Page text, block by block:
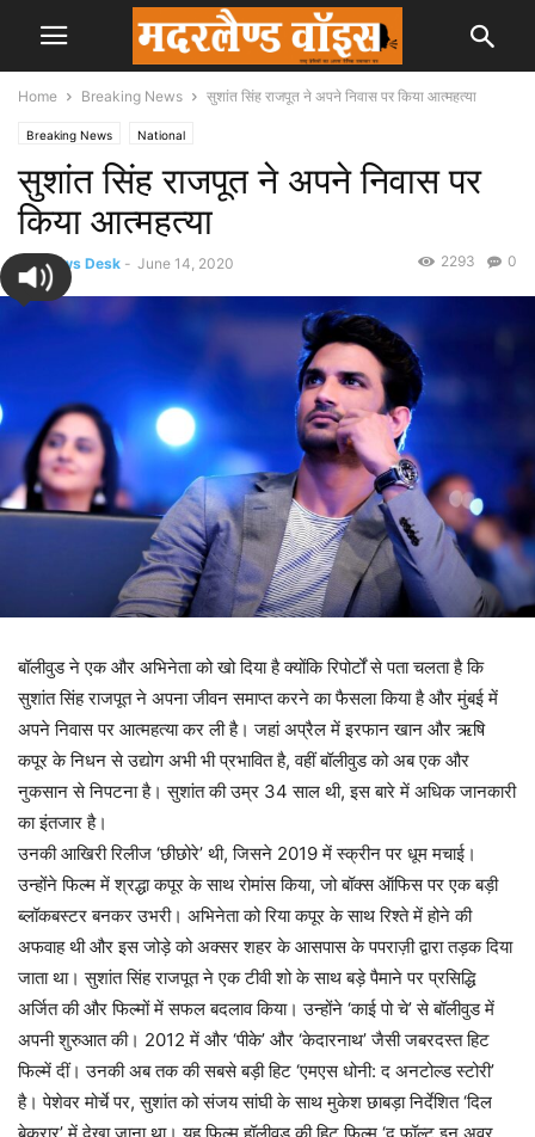
Home Breaking News सुशांत सिंह राजपूत ने अपने निवास पर किया आत्महत्या
Breaking News National
सुशांत सिंह राजपूत ने अपने निवास पर
किया आत्महत्या
By News Desk - June 14, 2020 0
2293
बॉलीवुड ने एक और अभिनेता को खो दिया है क्योंकि रिपोर्टों से पता चलता है कि
सुशांत सिंह राजपूत ने अपना जीवन समाप्त करने का फैसला किया है और मुंबई में
अपने निवास पर आत्महत्या कर ली है। जहां अप्रैल में इरफान खान और ऋषि
कपूर के निधन से उद्योग अभी भी प्रभावित है, वहीं बॉलीवुड को अब एक और
नुकसान से निपटना है। सुशांत की उम्र 34 साल थी, इस बारे में अधिक जानकारी
का इंतजार है।
उनकी आखिरी रिलीज ‘छीछोरे’ थी, जिसने 2019 में स्क्रीन पर धूम मचाई।
उन्होंने फिल्म में श्रद्धा कपूर के साथ रोमांस किया, जो बॉक्स ऑफिस पर एक बड़ी
ब्लॉकबस्टर बनकर उभरी। अभिनेता को रिया कपूर के साथ रिश्ते में होने की
अफवाह थी और इस जोड़े को अक्सर शहर के आसपास के पपराज़ी द्वारा तड़क दिया
जाता था। सुशांत सिंह राजपूत ने एक टीवी शो के साथ बड़े पैमाने पर प्रसिद्धि
अर्जित की और फिल्मों में सफल बदलाव किया। उन्होंने ‘काई पो चे’ से बॉलीवुड में
अपनी शुरुआत की। 2012 में और ‘पीके’ और ‘केदारनाथ’ जैसी जबरदस्त हिट
फिल्में दीं। उनकी अब तक की सबसे बड़ी हिट ‘एमएस धोनी: द अनटोल्ड स्टोरी’
है। पेशेवर मोर्चे पर, सुशांत को संजय सांघी के साथ मुकेश छाबड़ा निर्देशित ‘दिल